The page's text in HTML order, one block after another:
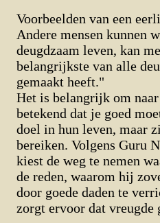
Voorbeelden van een
Andere mensen kunnen
deugdzaam leven, kan
belangrijkste van alle
gemaakt heeft."
Het is belangrijk om
betekend dat je goed
doel in hun leven, maar
bereiken. Volgens Guru
kiest de weg te nemen
de reden, waarom hij
door goede daden te
zorgt ervoor dat vreugde